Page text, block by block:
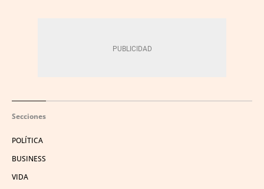
Secciones
POLÍTICA
BUSINESS
VIDA